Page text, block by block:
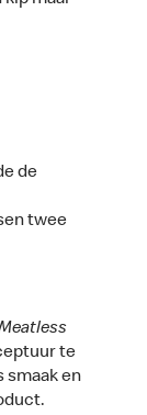
de
twee
te
en